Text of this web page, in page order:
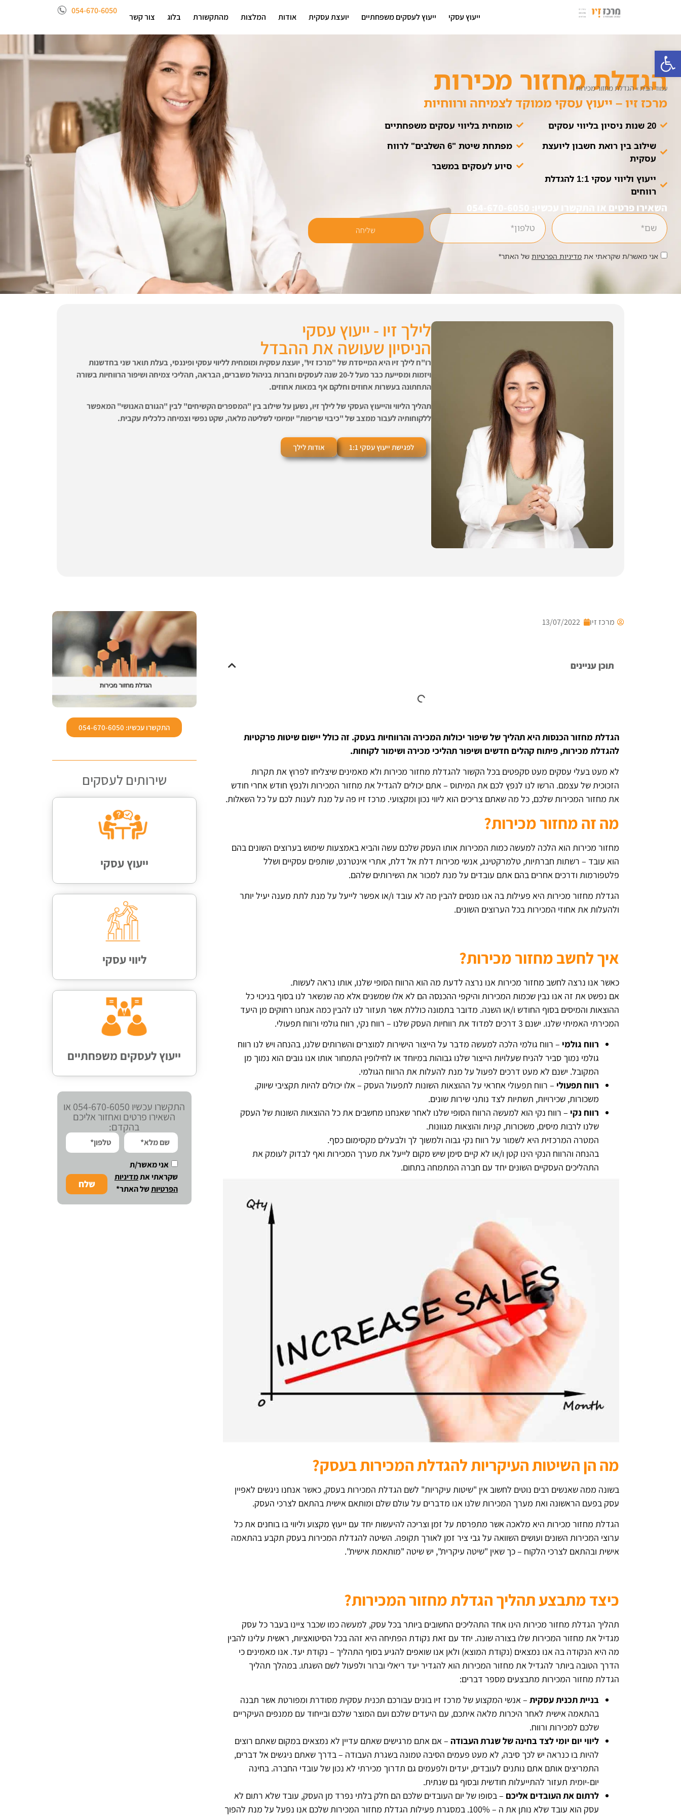
ייעוץ עסקי ייעוץ לעסקים משפחתיים יועצת עסקית אודות המלצות מהתקשורת בלוג צור קשר
054-670-6050
הגדלת מחזור מכירות
עמוד הבית »הגדלת מחזור מכירות
מרכז זיו – ייעוץ עסקי ממוקד לצמיחה ורווחיות
20 שנות ניסיון בליווי עסקים
שילוב בין רואת חשבון ליועצת
עסקית
ייעוץ וליווי עסקי 1:1 להגדלת
רווחים
מומחית בליווי עסקים משפחתיים
מפתחת שיטת "6 השלבים" לרווח
סיוע לעסקים במשבר
השאירו פרטים או התקשרו עכשיו: 054-670-6050
אני מאשר/ת שקראתי את מדיניות הפרטיותשל האתר*
שליחה
לילך זיו - ייעוץ עסקי
הניסיון שעושה את ההבדל
רו"ח לילך זיו היא המייסדת של "מרכז זיו", יועצת עסקית ומומחית לליווי עסקי ופיננסי,בעלת תואר שני בחדשנות
ויזמות
ומסייעת כבר מעל ל-20 שנה לעסקים וחברות בניהול משברים, הבראה, תהליכי צמיחה ושיפור הרווחיות בשורה
התחתונה בעשרות אחוזים וחלקם אף במאות אחוזים.
תהליך הליווי והייעוץ העסקי של לילך זיו, נשען על שילוב בין "המספרים הקשיחים" לבין "הגורם האנושי" המאפשר
ללקוחותיה לעבור ממצב של "כיבוי שריפות" יומיומי לשליטה מלאה, שקט נפשי וצמיחה כלכלית עקבית.
לפגישת ייעוץ עסקי 1:1 אודות לילך
מרכז זיו 13/07/2022
תוכן עניינים
הגדלת מחזור הכנסות היא תהליך של שיפור יכולות המכירה והרווחיות בעסק. זה כולל יישום שיטות פרקטיות
להגדלת מכירות, פיתוח קהלים חדשים ושיפור תהליכי מכירה ושימור לקוחות.
לא מעט בעלי עסקים מעט סקפטים בכל הקשור להגדלת מחזור מכירות ולא מאמינים שיצליחו לפרוץ את תקרות
הזכוכית של עצמם. הרשו לנו לנפץ לכם את המיתוס – אתם יכולים להגדיל את מחזור המכירות ולנפץ חודש אחרי חודש
את מחזור המכירות שלכם, כל מה שאתם צריכים הוא ליווי נכון ומקצועי. מרכז זיו פה על מנת לענות לכם על כל השאלות.
מה זה מחזור מכירות?
מחזור מכירות הוא הלכה למעשה כמות המכירות אותו העסק שלכם עשה והביא באמצעות שימוש בערוצים השונים בהם
הוא עובד – רשתות חברתיות, טלמרקטינג, אנשי מכירות דלת אל דלת, אתרי אינטרנט, שותפים עסקיים ושלל
פלטפורמות ודרכים אחרים בהם אתם עובדים על מנת למכור את השירותים שלהם.
הגדלת מחזור מכירות היא פעילות בה אנו מנסים להבין מה לא עובד ו/או אפשר לייעל על מנת לתת מענה יעיל יותר
ולהעלות את אחוזי המכירות בכל הערוצים השונים.
איך לחשב מחזור מכירות?
כאשר אנו נרצה לחשב מחזור מכירות אנו נרצה לדעת מה הוא הרווח הסופי שלנו, אותו נראה לעשות.
אם נפשט את זה אנו נבין שכמות המכירות והיקפי ההכנסה הם לא אלו שמשנים אלא מה שנשאר לנו בסוף בניכוי כל
ההוצאות והמיסים בסוף החודש ו/או השנה. מדובר בתמונה כוללת אשר תעזור לנו להבין כמה אנחנו רחוקים מן היעד
המכירתי האמיתי שלנו. ישנם 3 דרכים למדוד את רווחיות העסק שלנו – רווח נקי, רווח גולמי ורווח תפעולי.
רווח גולמי – רווח גולמי הלכה למעשה מדבר על הייצור הישירות למוצרים והשרותים שלנו, בהנחה ויש לנו רווח
גולמי נמוך סביר להניח שעלויות הייצור שלנו גבוהות במיוחד או לחילופין התמחור אותו אנו גובים הוא נמוך מן
המקובל. ישנם לא מעט דרכים לפעול על מנת להעלות את הרווח הגולמי.
רווח תפעולי – רווח תפעולי אחראי על ההוצאות השונות לתפעול העסק – אלו יכולים להיות תקציבי שיווק,
משכורות, שכירויות, תשתיות לצד נותני שירות שונים.
רווח נקי – רווח נקי הוא למעשה הרווח הסופי שלנו לאחר שאנחנו מחשבים את כל ההוצאות השונות של העסק
שלנו לרבות מיסים, משכורות, קניות והוצאות מגוונות.
המטרה המרכזית היא לשמור על רווח נקי גבוה ולמשוך לך ולבעלים מקסימום כסף.
בהנחה והרווח הנקי הינו קטן ו/או לא קיים סימן שיש מקום לייעל את מערך המכירות ואף לבדוק לעומק את
התהליכים העסקיים השונים יחד עם חברה המתמחה בתחום.
מה הן השיטות העיקריות להגדלת המכירות בעסק?
בשונה ממה שאנשים רבים נוטים לחשוב אין "שיטות עיקריות" לשם הגדלת המכירות בעסק, כאשר אנחנו ניגשים לאפיין
עסק בפעם הראשונה ואת מערך המכירות שלנו אנו מדברים על עולם שלם ומותאם אישית בהתאם לצרכי העסק.
הגדלת מחזור מכירות היא מלאכה אשר מתפרסת על זמן וצריכה להיעשות יחד עם ייעוץ מקצוע וליווי בו בוחנים את כל
ערוצי המכירות השונים ועושים השוואה על גבי ציר זמן לאורך תקופה. השיטה להגדלת המכירות בעסק תקבע בהתאמה
אישית ובהתאם לצרכי הלקוח – כך שאין "שיטה עיקרית", יש שיטה "מותאמת אישית".
כיצד מתבצע תהליך הגדלת מחזור המכירות?
תהליך הגדלת מחזור מכירות הינו אחד התהליכים החשובים ביותר בכל עסק, למעשה כמו שכבר ציינו בעבר כל עסק
מגדיל את מחזור המכירות שלו בצורה שונה. יחד עם זאת נקודת הפתיחה היא זהה בכל הסיטואציות, ראשית עלינו להבין
מה היא הנקודה בה אנו נמצאים (נקודת המוצא) ולאן אנו שואפים להגיע בסוף התהליך – נקודת יעד. אנו מאמינים כי
הדרך הטובה ביותר להגדיל את מחזור המכירות הוא להגדיר יעד ריאלי וברור ולפעול לשם השגתו. במהלך תהליך
הגדלת מחזור המכירות מתבצעים מספר דברים:
בניית תכנית עסקית – אנשי המקצוע של מרכז זיו בונים עבורכם תכנית עסקית מסודרת ומפורטת אשר תבנה
בהתאמה אישית לאחר היכרות מלאה איתכם, עם היעדים שלכם ועם המוצר שלכם ובייחוד עם ממנפים העיקריים
שלכם למכירות ורווח.
ליווי יום יומי לצד בחינה של שגרת העבודה – אם אתם מרגישים שאתם עדיין לא נמצאים במקום שאתם רוצים
להיות בו כנראה יש לכך סיבה, לא מעט פעמים הסיבה טמונה בשגרת העבודה – בדרך שאתם ניגשים אל דברים,
התמריצים אותם אתם נותנים לעובדים, יעדים ולפעמים גם תדרוך מכירתי לא נכון של עובדי החברה. בחינה
יום-יומית תעזור להתייעלות חודשית ובסוף גם שנתית.
לרתום את העובדים אליכם – בסופו של יום העובדים שלכם הם חלק בלתי נפרד מן העסק, עובד שלא רתום לא
עסק הוא עובד שלא נותן את ה – 100%. במסגרת פעילות הגדלת מחזור המכירות שלכם אנו נפעל על מנת להפוך
התקשרו עכשיו: 054-670-6050
שירותים לעסקים
ייעוץ עסקי
ליווי עסקי
ייעוץ לעסקים משפחתיים
התקשרו עכשיו 054-670-6050 או
השאירו פרטים ואחזור אליכם
בהקדם:
אני מאשר/ת
שקראתי אתמדיניות
הפרטיותשל האתר* שלח
פתח סרגל נגישות